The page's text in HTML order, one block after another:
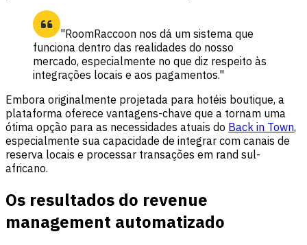
"RoomRaccoon nos dá um sistema que
funciona dentro das realidades do nosso
mercado, especialmente no que diz respeito às
integrações locais e aos pagamentos."
Embora originalmente projetada para hotéis boutique, a
plataforma oferece vantagens-chave que a tornam uma
ótima opção para as necessidades atuais do Back in Town,
especialmente sua capacidade de integrar com canais de
reserva locais e processar transações em rand sul-
africano.
Os resultados do revenue
management automatizado